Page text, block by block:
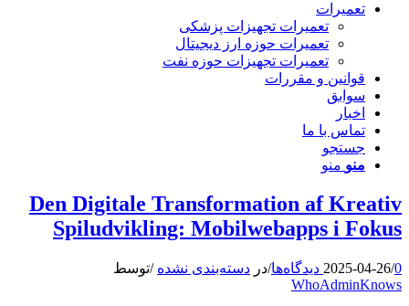
تعمیرات
تعمیرات تجهیزات پزشکی
تعمیرات حوزه ارز دیجیتال
تعمیرات تجهیزات حوزه نفت
قوانین و مقررات
سوابق
اخبار
تماس با ما
جستجو
منو منو
Den Digitale Transformation af Kreativ
Spiludvikling: Mobilwebapps i Fokus
2025-04-26/0 دیدگاه‌ها /در دسته‌بندی نشده /توسط
WhoAdminKnows